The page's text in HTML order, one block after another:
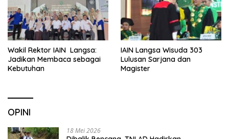
Wakil Rektor IAIN Langsa:
Jadikan Membaca sebagai
Kebutuhan
IAIN Langsa Wisuda 303
Lulusan Sarjana dan
Magister
OPINI
18 Mei 2026